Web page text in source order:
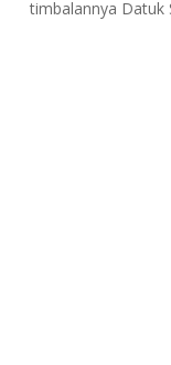
timbalannya Datuk